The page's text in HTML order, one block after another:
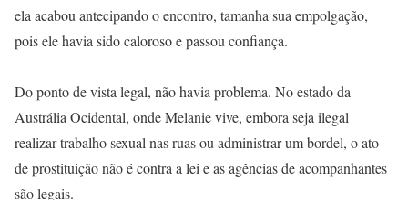
ela acabou antecipando o encontro, tamanha sua empolgação,
pois ele havia sido caloroso e passou confiança.
Do ponto de vista legal, não havia problema. No estado da
Austrália Ocidental, onde Melanie vive, embora seja ilegal
realizar trabalho sexual nas ruas ou administrar um bordel, o ato
de prostituição não é contra a lei e as agências de acompanhantes
são legais.